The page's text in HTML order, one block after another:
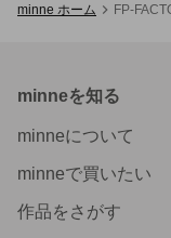
minne ホーム FP-
minneを知る
minneについて
minneで買いたい
作品をさがす